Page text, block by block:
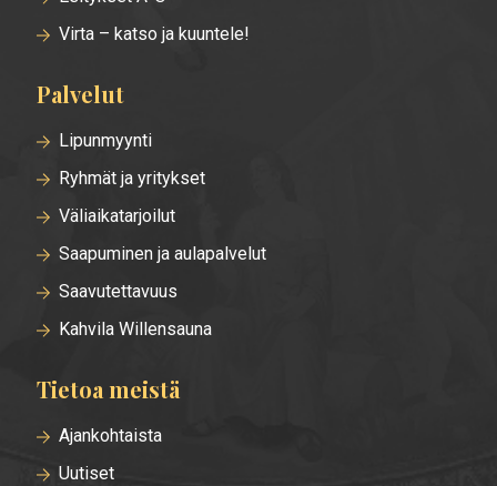
Virta – katso ja kuuntele!
Palvelut
Lipunmyynti
Ryhmät ja yritykset
Väliaikatarjoilut
Saapuminen ja aulapalvelut
Saavutettavuus
Kahvila Willensauna
Tietoa meistä
Ajankohtaista
Uutiset